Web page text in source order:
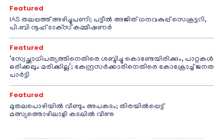
Featured
IAS തലപ്പത്ത് അഴിച്ചുപണി; പട്ടീല്‍ അജിത് ധനവകുപ്പ് സെക്രട്ടറി,
പി.ബി നൂഹ് ടാക്‌സ് കമ്മീഷണര്‍
Featured
‘സ്വേച്ഛാധിപത്യത്തിനെതിരെ ശബ്ദിച്ചു കൊണ്ടേയിരിക്കും, പാറ്റകൾ
ഒരിക്കലും മരിക്കില്ല’; കേന്ദ്രസർക്കാരിനെതിരെ കോക്രോച്ച് ജനത
പാർട്ടി
Featured
മുതലപൊഴിയിൽ വീണ്ടും അപകടം; തിരയിൽപ്പെട്ട്
മത്സ്യത്തൊഴിലാളി കടലിൽ വീണു